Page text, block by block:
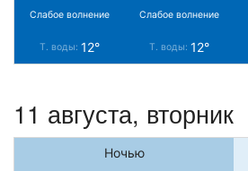
Слабое волнение Слабое волнение
Т. воды: 12° Т. воды: 12°
11 августа, вторник
Ночью